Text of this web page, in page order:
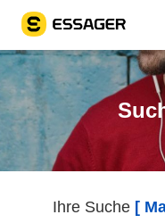
Ihre Suche [